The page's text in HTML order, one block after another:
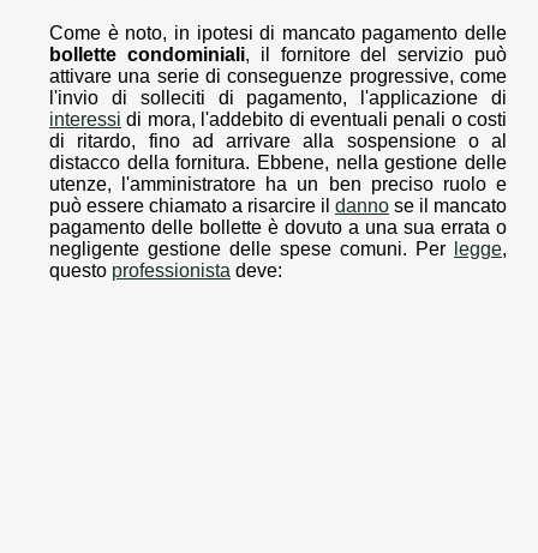
Come è noto, in ipotesi di mancato pagamento delle
bollette condominiali, il fornitore del servizio può
attivare una serie di conseguenze progressive, come
l'invio di solleciti di pagamento, l'applicazione di
interessi di mora, l'addebito di eventuali penali o costi
di ritardo, fino ad arrivare alla sospensione o al
distacco della fornitura. Ebbene, nella gestione delle
utenze, l'amministratore ha un ben preciso ruolo e
può essere chiamato a risarcire il danno se il mancato
pagamento delle bollette è dovuto a una sua errata o
negligente gestione delle spese comuni. Per
legge,
questo professionista deve: